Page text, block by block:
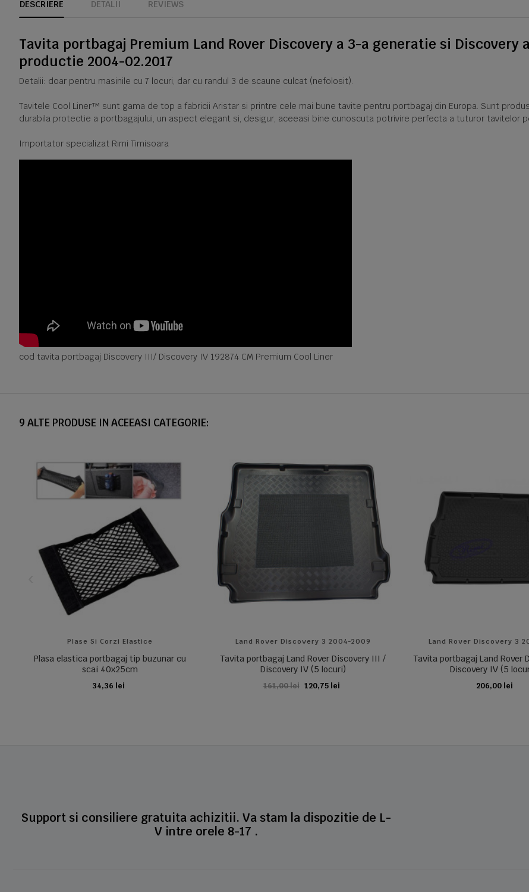
DESCRIERE DETALII REVIEWS
Tavita portbagaj Premium Land Rover Discovery a 3-a generatie si Discovery
productie 2004-02.2017
Detalii: doar pentru masinile cu 7 locuri, dar cu randul 3 de scaune culcat (nefolosit).
Tavitele Cool Liner™ sunt gama de top a fabricii Aristar si printre cele mai bune tavite pentru portbagaj din Europa. Sunt
durabila protectie a portbagajului, un aspect elegant si, desigur, aceeasi bine cunoscuta potrivire perfecta a tuturor tavitelor
Importator specializat Rimi Timisoara
cod tavita portbagaj Discovery III/ Discovery IV 192874 CM Premium Cool Liner
9 ALTE PRODUSE IN ACEEASI CATEGORIE:
Plase Si Corzi Elastice
Plasa elastica portbagaj tip buzunar cu
scai 40x25cm
34,36 lei
ADAUGA IN COS
Land Rover Discovery 3 2004-2009
Tavita portbagaj Land Rover Discovery III /
Discovery IV (5 locuri)
161,00 lei 120,75 lei
ADAUGA IN COS
Land Rover Discovery 3
Tavita portbagaj Land Rover
Discovery IV (5
206,00 lei
ADAUGA IN COS
Support si consiliere gratuita achizitii. Va stam la dispozitie de L-
V intre orele 8-17 .